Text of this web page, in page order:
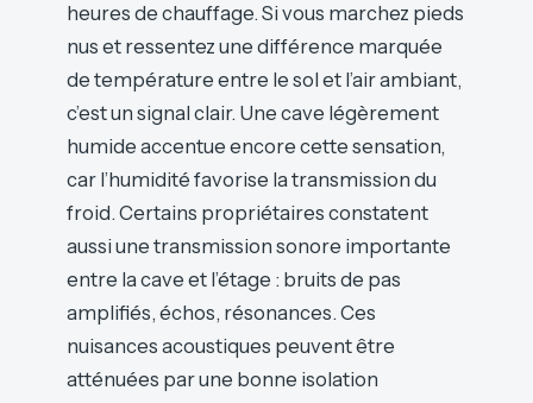
heures de chauffage. Si vous marchez pieds
nus et ressentez une différence marquée
de température entre le sol et l’air ambiant,
c’est un signal clair. Une cave légèrement
humide accentue encore cette sensation,
car l’humidité favorise la transmission du
froid. Certains propriétaires constatent
aussi une transmission sonore importante
entre la cave et l’étage : bruits de pas
amplifiés, échos, résonances. Ces
nuisances acoustiques peuvent être
atténuées par une bonne isolation